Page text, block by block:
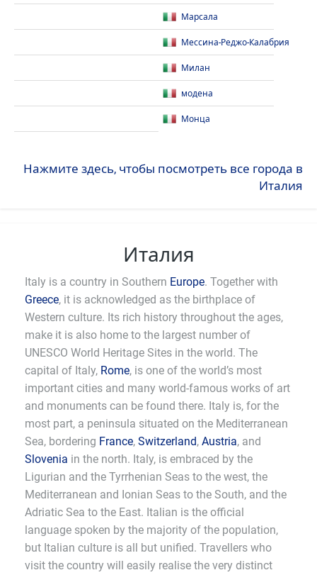
Марсала
Мессина-Реджо-Калабрия
Милан
модена
Монца
Нажмите здесь, чтобы посмотреть все города в
Италия
Италия
Italy is a country in Southern Europe. Together with
Greece, it is acknowledged as the birthplace of
Western culture. Its rich history throughout the ages,
make it is also home to the largest number of
UNESCO World Heritage Sites in the world. The
capital of Italy, Rome, is one of the world’s most
important cities and many world-famous works of art
and monuments can be found there. Italy is, for the
most part, a peninsula situated on the Mediterranean
Sea, bordering France, Switzerland, Austria, and
Slovenia in the north. Italy, is embraced by the
Ligurian and the Tyrrhenian Seas to the west, the
Mediterranean and Ionian Seas to the South, and the
Adriatic Sea to the East. Italian is the official
language spoken by the majority of the population,
but Italian culture is all but unified. Travellers who
visit the country will easily realise the very distinct